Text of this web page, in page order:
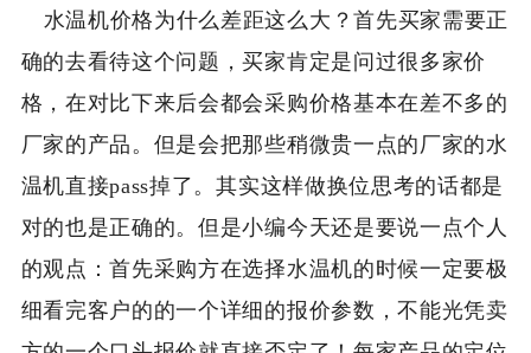
水温机价格为什么差距这么大？首先买家需要正
确的去看待这个问题，买家肯定是问过很多家价
格，在对比下来后会都会采购价格基本在差不多的
厂家的产品。但是会把那些稍微贵一点的厂家的水
温机直接pass掉了。其实这样做换位思考的话都是
对的也是正确的。但是小编今天还是要说一点个人
的观点：首先采购方在选择水温机的时候一定要极
细看完客户的的一个详细的报价参数，不能光凭卖